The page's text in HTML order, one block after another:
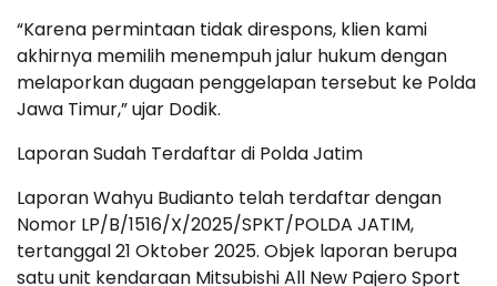
“Karena permintaan tidak direspons, klien kami
akhirnya memilih menempuh jalur hukum dengan
melaporkan dugaan penggelapan tersebut ke Polda
Jawa Timur,” ujar Dodik.
Laporan Sudah Terdaftar di Polda Jatim
Laporan Wahyu Budianto telah terdaftar dengan
Nomor LP/B/1516/X/2025/SPKT/POLDA JATIM,
tertanggal 21 Oktober 2025. Objek laporan berupa
satu unit kendaraan Mitsubishi All New Pajero Sport